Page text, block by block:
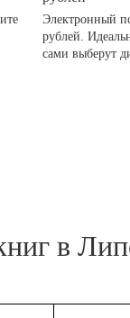
Электронный
рублей.
сами выберут
в